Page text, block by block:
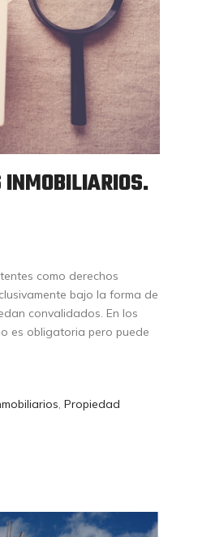
INMOBILIARIOS.
como derechos
bajo la forma de
convalidados. En los
es obligatoria pero puede
, Propiedad